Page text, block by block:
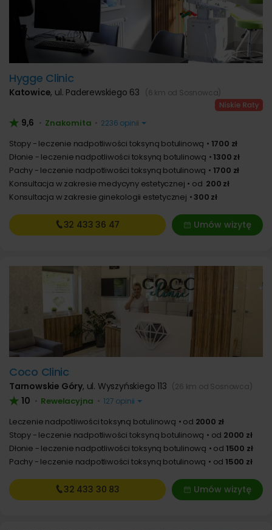
Hygge Clinic
Katowice, ul. Paderewskiego 63 (6 km od Sosnowca)
9,6 • Znakomita • 2236 opinii
Stopy - leczenie nadpotliwości toksyną botulinową
1700 zł
Dłonie - leczenie nadpotliwości toksyną botulinową
1300 zł
Pachy - leczenie nadpotliwości toksyną botulinową
1700 zł
Konsultacja w zakresie medycyny estetycznej
od 200 zł
Konsultacja w zakresie ginekologii estetycznej
300 zł
Umów wizytę
32 433 36 47
Coco Clinic
Tarnowskie Góry, ul. Wyszyńskiego 113 (26 km od Sosnowca)
10 • Rewelacyjna • 127 opinii
Leczenie nadpotliwości toksyną botulinową od 2000 zł
Stopy - leczenie nadpotliwości toksyną botulinową
od 2000 zł
Dłonie - leczenie nadpotliwości toksyną botulinową
od 1500 zł
Pachy - leczenie nadpotliwości toksyną botulinową
od 1500 zł
Umów wizytę
32 433 30 83